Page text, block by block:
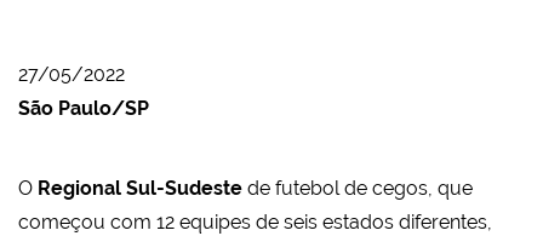
27/05/2022
São Paulo/SP
O Regional Sul-Sudeste de futebol de cegos, que
começou com 12 equipes de seis estados diferentes,